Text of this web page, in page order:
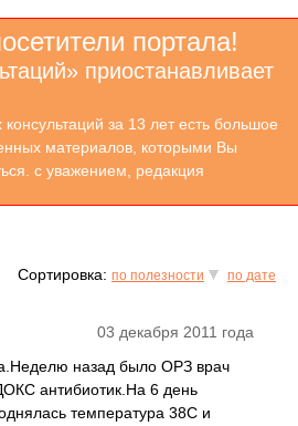
портала!
приостанавливает
за 13 лет есть большое
материалов, которыми Вы
с уважением, редакция
Сортировка: по полезности по дате
03 декабря 2011 года
назад было ОРЗ врач
антибиотик.На 6 день
температура 38С и